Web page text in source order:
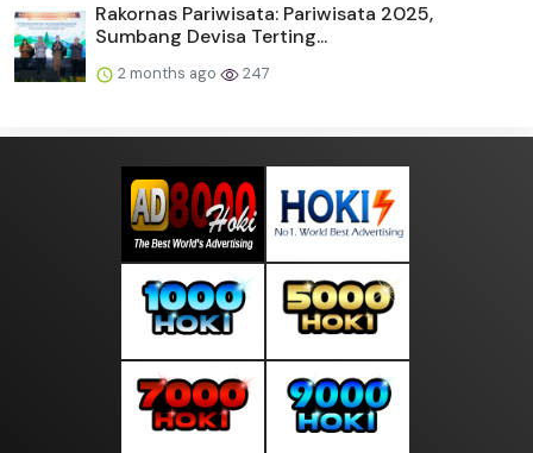
Rakornas Pariwisata: Pariwisata 2025,
Sumbang Devisa Terting...
2 months ago 247